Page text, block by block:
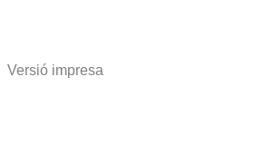
Versió impresa